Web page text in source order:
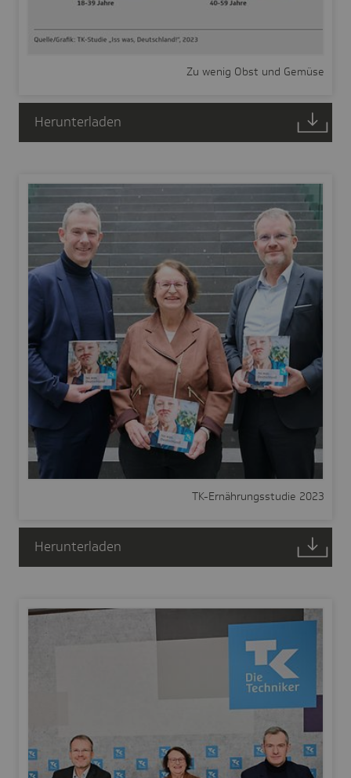
Zu wenig Obst und Gemüse
Herunterladen
TK-Ernährungsstudie 2023
Herunterladen